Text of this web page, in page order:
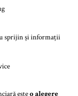
sprijin și informații
esteo alegere